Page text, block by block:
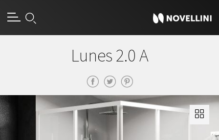
Lunes 2.0 A